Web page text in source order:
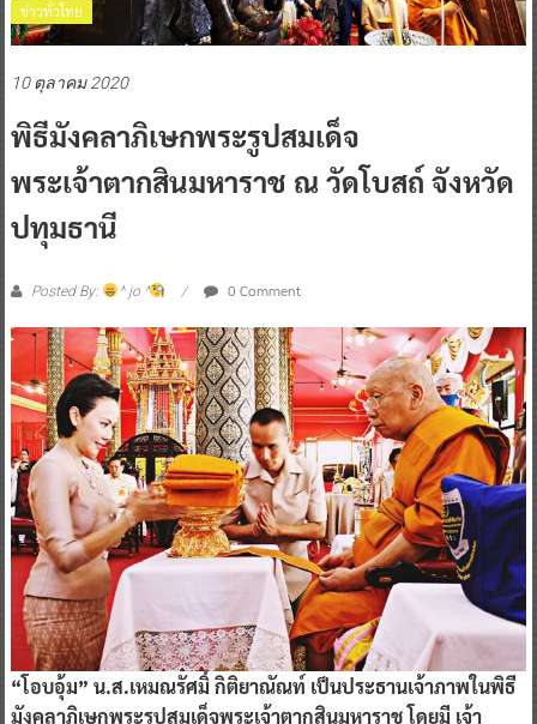
ข่าวทั่วไทย
10 ตุลาคม 2020
พิธีมังคลาภิเษกพระรูปสมเด็จ
พระเจ้าตากสินมหาราช ณ วัดโบสถ์ จังหวัด
ปทุมธานี
Posted By: ^ jo ^ 0 Comment
“โอบอุ้ม” น.ส.เหมณรัศมิ์ กิติยาณัณท์ เป็นประธานเจ้าภาพในพิธี
มังคลาภิเษกพระรูปสมเด็จพระเจ้าตากสินมหาราช โดยมี เจ้า